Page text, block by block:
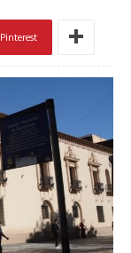
Pinterest